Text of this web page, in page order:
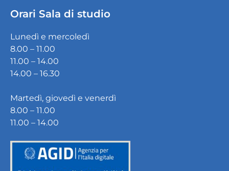
Orari Sala di studio
Lunedì e mercoledì
8.00 – 11.00
11.00 – 14.00
14.00 – 16.30
Martedì, giovedì e venerdì
8.00 – 11.00
11.00 – 14.00